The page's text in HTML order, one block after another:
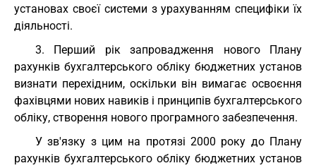
установах своєї системи з урахуванням специфіки їх
діяльності.
3. Перший рік запровадження нового Плану
рахунків бухгалтерського обліку бюджетних установ
визнати перехідним, оскільки він вимагає освоєння
фахівцями нових навиків і принципів бухгалтерського
обліку, створення нового програмного забезпечення.
У зв'язку з цим на протязі 2000 року до Плану
рахунків бухгалтерського обліку бюджетних установ